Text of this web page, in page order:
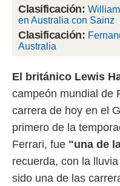
de
de que
Clasificación:
en Australia con Sainz
Clasificación:
Australia
El británico Lewis
campeón mundial de
carrera de hoy en el
primero de la
Ferrari, fue "una de
recuerda, con la
sido una de las